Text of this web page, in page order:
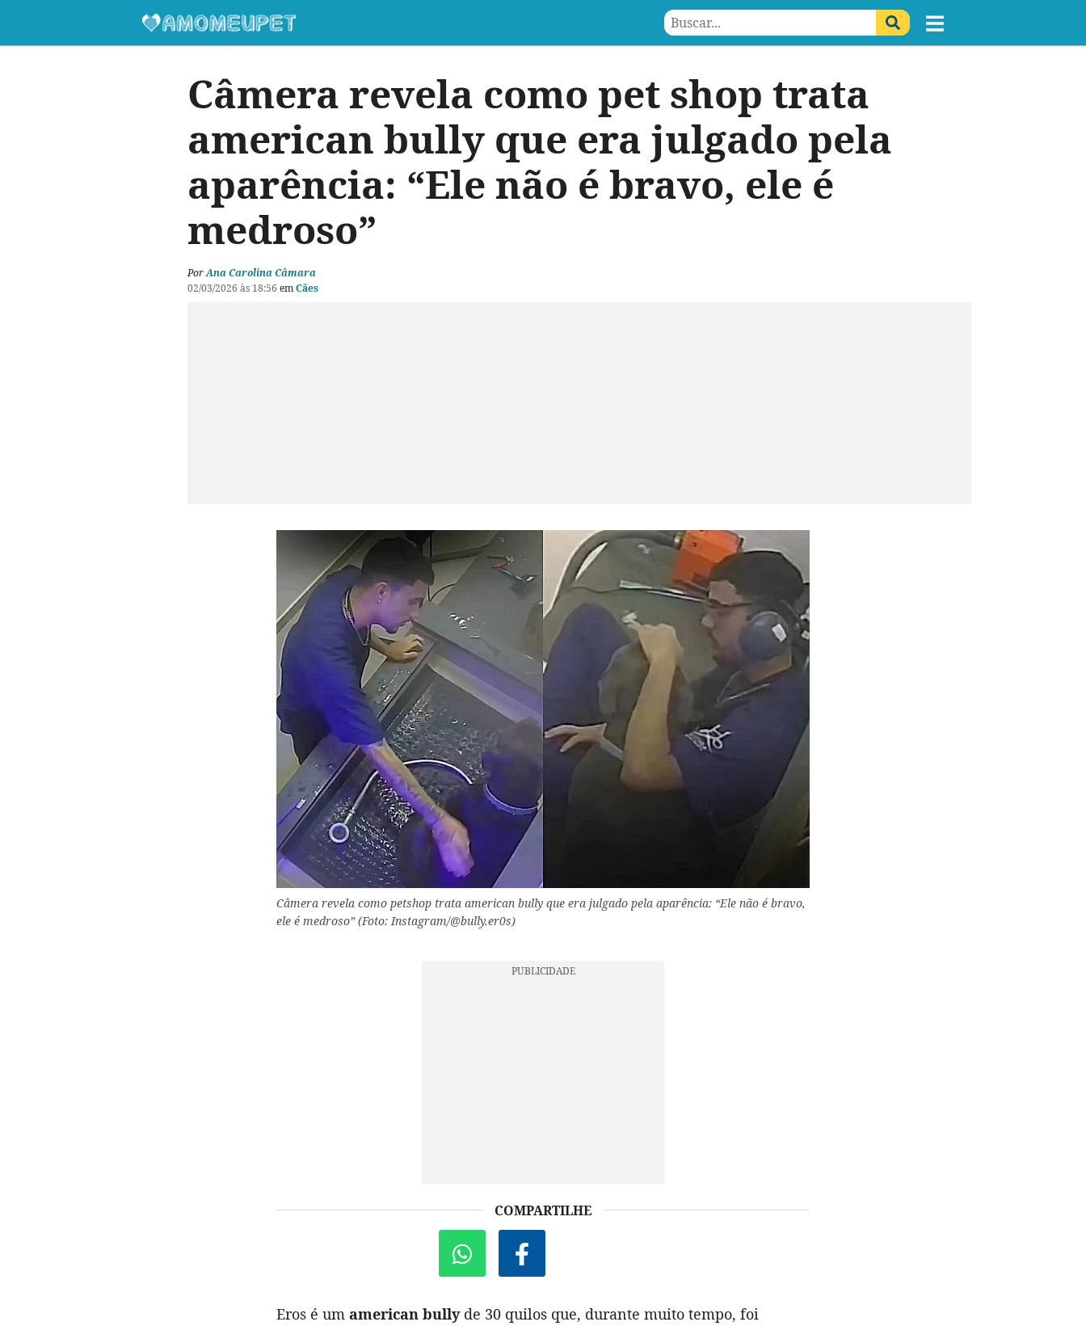
Câmera revela como pet shop trata
american bully que era julgado pela
aparência: “Ele não é bravo, ele é
medroso”
PorAna Carolina Câmara
02/03/2026 às 18:56 emCães
Câmera revela como petshop trata american bully que era julgado pela aparência: “Ele não é bravo,
ele é medroso” (Foto: Instagram/@bully.er0s)
COMPARTILHE
Eros é um american bullyde 30 quilos que, durante muito tempo, foi